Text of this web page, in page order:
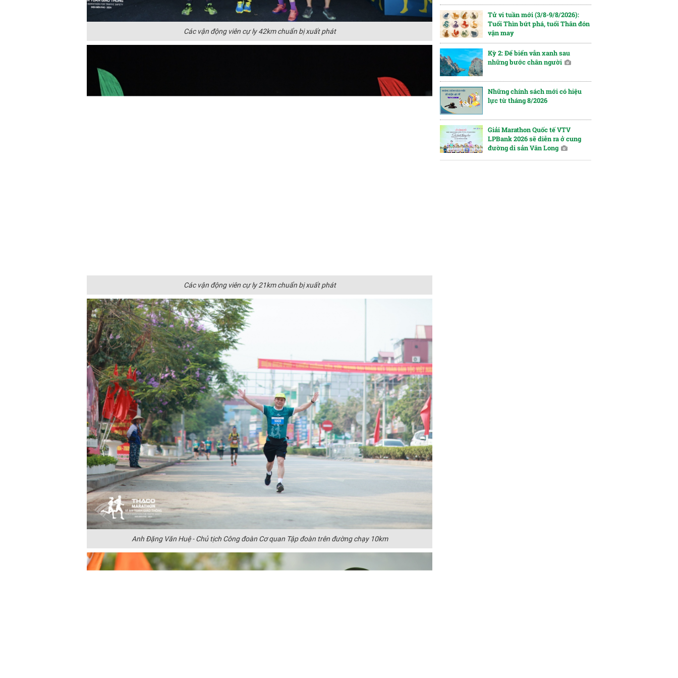
Các vận động viên cự ly 42km chuẩn bị xuất phát
Các vận động viên cự ly 21km chuẩn bị xuất phát
Anh Đặng Văn Huệ - Chủ tịch Công đoàn Cơ quan Tập đoàn trên đường chạy 10km
Tử vi tuần mới (3/8-9/8/2026):
Tuổi Thìn bứt phá, tuổi Thân đón
vận may
Kỳ 2: Để biển vẫn xanh sau
những bước chân người
Những chính sách mới có hiệu
lực từ tháng 8/2026
Giải Marathon Quốc tế VTV
LPBank 2026 sẽ diễn ra ở cung
đường di sản Vân Long